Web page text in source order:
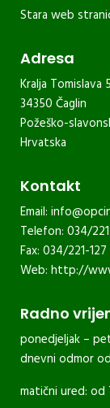
Stara web
Adresa
Kralja Tomislava
34350 Čaglin
Požeško-
Hrvatska
Kontakt
Email:
Telefon: 034/
Fax: 034/221-127
Web: http://
Radno
ponedjeljak –
dnevni odmor
matični ured: od